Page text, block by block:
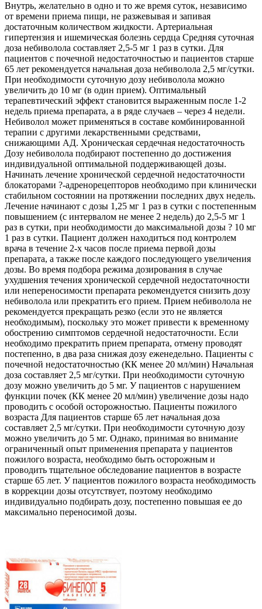
Внутрь, желательно в одно и то же время суток, независимо
от времени приема пищи, не разжевывая и запивая
достаточным количеством жидкости. Артериальная
гипертензия и ишемическая болезнь сердца Средняя суточная
доза небиволола составляет 2,5-5 мг 1 раз в сутки. Для
пациентов с почечной недостаточностью и пациентов старше
65 лет рекомендуется начальная доза небиволола 2,5 мг/сутки.
При необходимости суточную дозу небиволола можно
увеличить до 10 мг (в один прием). Оптимальный
терапевтический эффект становится выраженным после 1-2
недель приема препарата, а в ряде случаев – через 4 недели.
Небиволол может применяться в составе комбинированной
терапии с другими лекарственными средствами,
снижающими АД. Хроническая сердечная недостаточность
Дозу небиволола подбирают постепенно до достижения
индивидуальной оптимальной поддерживающей дозы.
Начинать лечение хронической сердечной недостаточности
блокаторами ?-адренорецепторов необходимо при клинически
стабильном состоянии на протяжении последних двух недель.
Лечение начинают с дозы 1,25 мг 1 раз в сутки с постепенным
повышением (с интервалом не менее 2 недель) до 2,5-5 мг 1
раз в сутки, при необходимости до максимальной дозы ? 10 мг
1 раз в сутки. Пациент должен находиться под контролем
врача в течение 2-х часов после приема первой дозы
препарата, а также после каждого последующего увеличения
дозы. Во время подбора режима дозирования в случае
ухудшения течения хронической сердечной недостаточности
или непереносимости препарата рекомендуется снизить дозу
небиволола или прекратить его прием. Прием небиволола не
рекомендуется прекращать резко (если это не является
необходимым), поскольку это может привести к временному
обострению симптомов сердечной недостаточности. Если
необходимо прекратить прием препарата, отмену проводят
постепенно, в два раза снижая дозу еженедельно. Пациенты с
почечной недостаточностью (КК менее 20 мл/мин) Начальная
доза составляет 2,5 мг/сутки. При необходимости суточную
дозу можно увеличить до 5 мг. У пациентов с нарушением
функции почек (КК менее 20 мл/мин) увеличение дозы надо
проводить с особой осторожностью. Пациенты пожилого
возраста Для пациентов старше 65 лет начальная доза
составляет 2,5 мг/сутки. При необходимости суточную дозу
можно увеличить до 5 мг. Однако, принимая во внимание
ограниченный опыт применения препарата у пациентов
пожилого возраста, необходимо быть осторожным и
проводить тщательное обследование пациентов в возрасте
старше 65 лет. У пациентов пожилого возраста необходимость
в коррекции дозы отсутствует, поэтому необходимо
индивидуально подбирать дозу, постепенно повышая ее до
максимально переносимой дозы.